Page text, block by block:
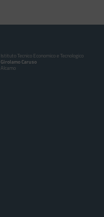
Istituto Tecnico Economico e Tecnologico
Girolamo Caruso
Alcamo